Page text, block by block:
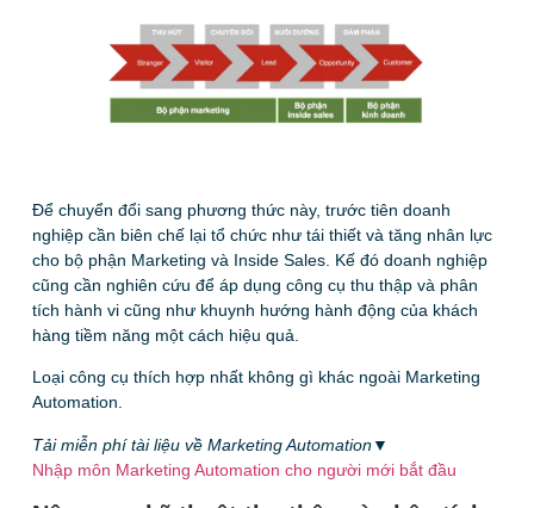
Để chuyển đổi sang phương thức này, trước tiên doanh
nghiệp cần biên chế lại tổ chức như tái thiết và tăng nhân lực
cho bộ phận Marketing và Inside Sales. Kế đó doanh nghiệp
cũng cần nghiên cứu để áp dụng công cụ thu thập và phân
tích hành vi cũng như khuynh hướng hành động của khách
hàng tiềm năng một cách hiệu quả.
Loại công cụ thích hợp nhất không gì khác ngoài Marketing
Automation.
Tải miễn phí tài liệu về Marketing Automation▼
Nhập môn Marketing Automation cho người mới bắt đầu